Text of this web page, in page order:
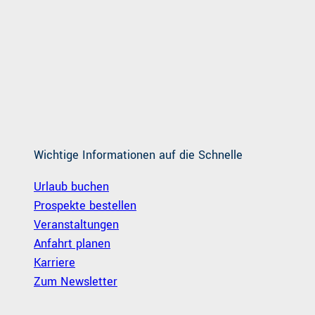
Wichtige Informationen auf die Schnelle
Urlaub buchen
Prospekte bestellen
Veranstaltungen
Anfahrt planen
Karriere
Zum Newsletter